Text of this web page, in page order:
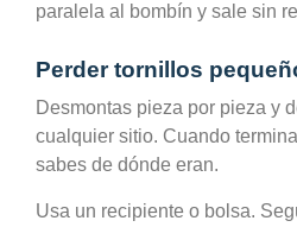
paralela al bombín y sale sin
Perder tornillos
Desmontas pieza por pieza y
cualquier sitio. Cuando
sabes de dónde eran.
Usa un recipiente o bolsa.